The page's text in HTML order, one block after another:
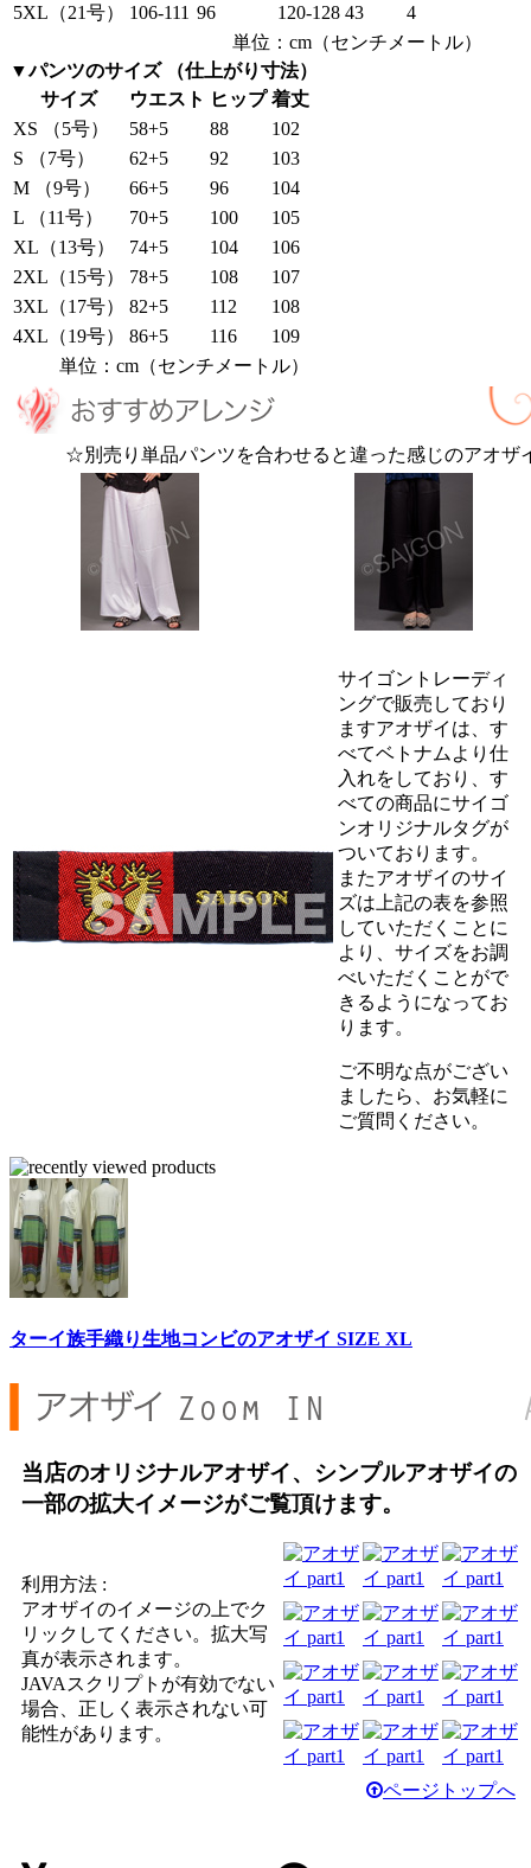
5XL（21号）
106-111 96 120-128 43
4
単位：cm（センチメートル）
▼パンツのサイズ （仕上がり寸法）
サイズ
ウエスト ヒップ 着丈
XS （5号）
58+5 88
102
S （7号）
62+5 92
103
M （9号）
66+5 96
104
L （11号）
70+5 100
105
XL（13号）
74+5 104
106
2XL（15号）
78+5 108
107
3XL（17号）
82+5 112
108
4XL（19号）
86+5 116
109
単位：cm（センチメートル）
☆別売り単品パンツを合わせると違った感じのアオザ
サイゴントレーディ
ングで販売しており
ますアオザイは、す
べてベトナムより仕
入れをしており、す
べての商品にサイゴ
ンオリジナルタグが
ついております。
またアオザイのサイ
ズは上記の表を参照
していただくことに
より、サイズをお調
べいただくことがで
きるようになってお
ります。
ご不明な点がござい
ましたら、お気軽に
ご質問ください。
ターイ族手織り生地コンビのアオザイ SIZE XL
当店のオリジナルアオザイ、シンプルアオザイの
一部の拡大イメージがご覧頂けます。
利用方法 :
アオザイのイメージの上でク
リックしてください。拡大写
真が表示されます。
JAVAスクリプトが有効でない
場合、正しく表示されない可
能性があります。
ページトップへ